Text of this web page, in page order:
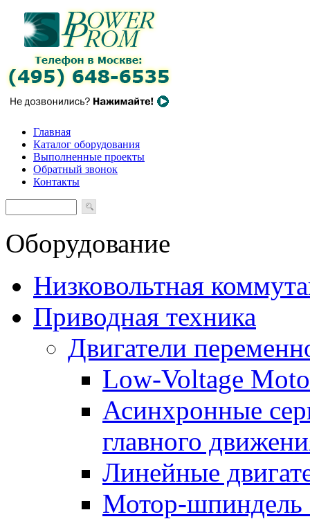
Главная
Каталог оборудования
Выполненные проекты
Обратный звонок
Контакты
Оборудование
Низковольтная
Приводная техника
Двигатели
Low-Voltage
Асинхронные
главного
Линейные
Мотор-шпиндель